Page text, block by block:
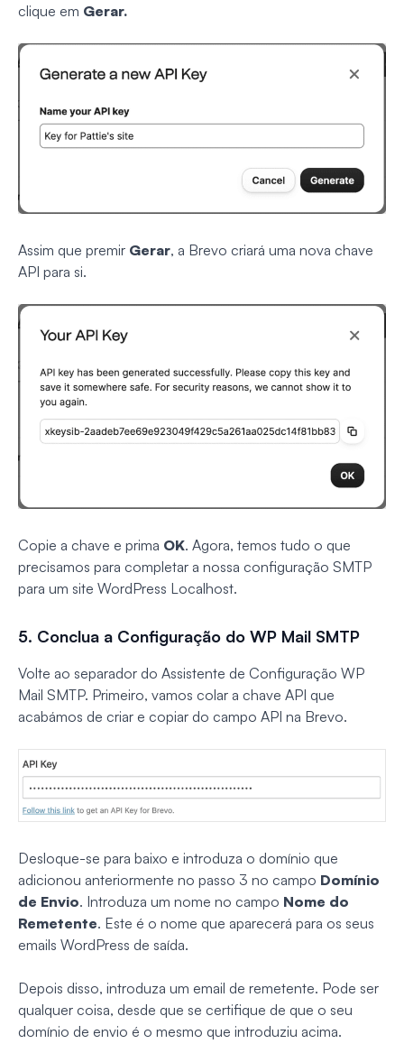
clique em Gerar.
Assim que premir Gerar, a Brevo criará uma nova chave
API para si.
Copie a chave e prima OK. Agora, temos tudo o que
precisamos para completar a nossa configuração SMTP
para um site WordPress Localhost.
5. Conclua a Configuração do WP Mail SMTP
Volte ao separador do Assistente de Configuração WP
Mail SMTP. Primeiro, vamos colar a chave API que
acabámos de criar e copiar do campo API na Brevo.
Desloque-se para baixo e introduza o domínio que
adicionou anteriormente no passo 3 no campo Domínio
de Envio. Introduza um nome no campo Nome do
Remetente. Este é o nome que aparecerá para os seus
emails WordPress de saída.
Depois disso, introduza um email de remetente. Pode ser
qualquer coisa, desde que se certifique de que o seu
domínio de envio é o mesmo que introduziu acima.